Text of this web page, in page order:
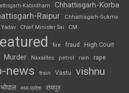
Kabirdham Chhattisgarh-Korba
Raipur
Chhattisgarh-Sukma
Chief Minister Sai CM
fire fraud High Court
Murder Naxalites petrol rain rape
news train Vastu vishnu
भोपाल मध्य प्रदेश रायपुर